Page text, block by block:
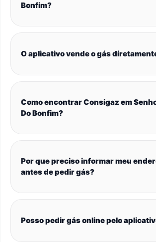
Bonfim?
O aplicativo vende o gás
Como encontrar Consigaz em
Do Bonfim?
Por que preciso informar meu
antes de pedir gás?
Posso pedir gás online pelo